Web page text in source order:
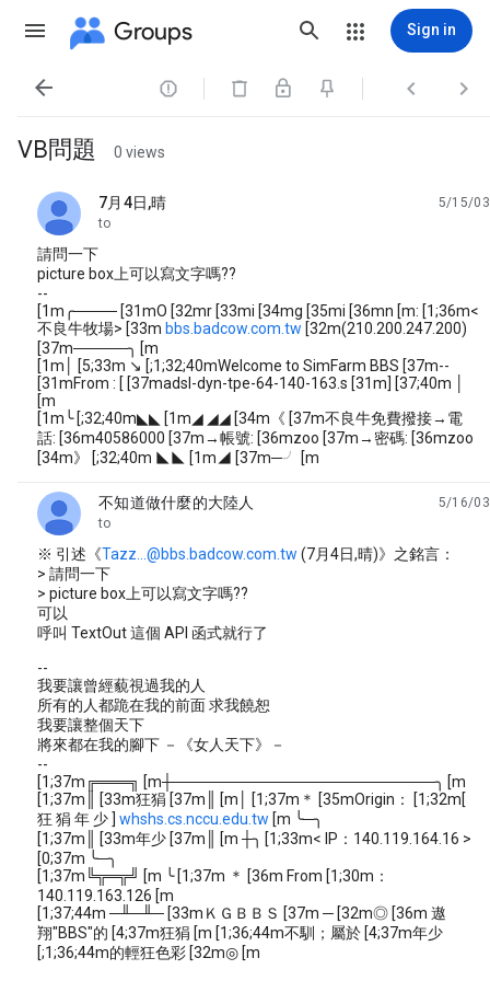
Groups Sign in
   
VB問題 0 views
7月4日,晴
unread,
5/15/03
to
請問一下
picture box上可以寫文字嗎??
--
[1m╭──── [31mO [32mr [33mi [34mg [35mi [36mn [m: [1;36m<
不良牛牧場> [33m bbs.badcow.com.tw [32m(210.200.247.200)
[37m─────╮ [m
[1m│ [5;33m ↘ [;1;32;40mWelcome to SimFarm BBS [37m--
[31mFrom : [ [37madsl-dyn-tpe-64-140-163.s [31m] [37;40m │
[m
[1m╰ [;32;40m◣◣ [1m◢ ◢◢ [34m《 [37m不良牛免費撥接→電
話: [36m40586000 [37m→帳號: [36mzoo [37m→密碼: [36mzoo
[34m》 [;32;40m ◣◣ [1m◢ [37m─╯ [m
不知道做什麼的大陸人
unread,
5/16/03
to
※ 引述《Tazz...@bbs.badcow.com.tw (7月4日,晴)》之銘言：
> 請問一下
> picture box上可以寫文字嗎??
可以
呼叫 TextOut 這個 API 函式就行了
--
我要讓曾經藐視過我的人
所有的人都跪在我的前面 求我饒恕
我要讓整個天下
將來都在我的腳下 －《女人天下》－
--
[1;37m╔═══╗ [m┼────────────────────────╮ [m
[1;37m║ [33m狂狷 [37m║ [m│ [1;37m＊ [35mOrigin： [1;32m[
狂 狷 年 少 ] whshs.cs.nccu.edu.tw [m ╰─╮
[1;37m║ [33m年少 [37m║ [m ┼╮ [1;33m< IP：140.119.164.16 >
[0;37m ╰─╮
[1;37m╚╦═╦╝ [m ╰ [1;37m ＊ [36m From [1;30m：
140.119.163.126 [m
[1;37;44m ─╨─╨─ [33mＫＧＢＢＳ [37m ─ [32m◎ [36m 遨
翔"BBS"的 [4;37m狂狷 [m [1;36;44m不馴；屬於 [4;37m年少
[;1;36;44m的輕狂色彩 [32m◎ [m